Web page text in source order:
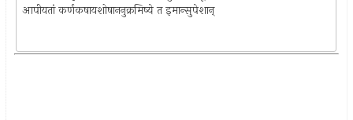
आपीयतां कर्णकषायशोषाननुक्रमिष्ये त इमान्सुपेशान्